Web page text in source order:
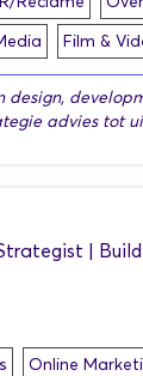
Film &
advies tot
|
Online